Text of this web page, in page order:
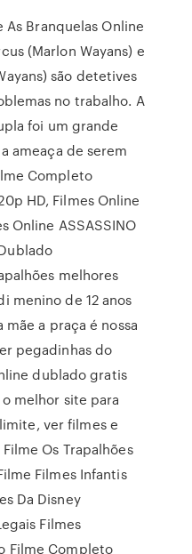
As Branquelas Online
(Marlon Wayans) e
são detetives
no trabalho. A
foi um grande
ameaça de serem
Completo
HD, Filmes Online
Online ASSASSINO
melhores
menino de 12 anos
a praça é nossa
pegadinhas do
dublado gratis
melhor site para
ver filmes e
Os Trapalhões
Filmes Infantis
Da Disney
Filmes
Filme Completo